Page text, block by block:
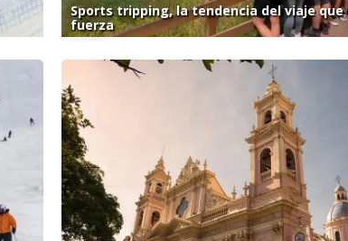
Sports tripping, la tendencia del viaje que
fuerza